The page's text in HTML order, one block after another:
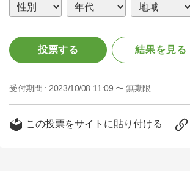
投票する 結果を見る
受付期間 : 2023/10/08 11:09 〜 無期限
この投票をサイトに貼り付ける